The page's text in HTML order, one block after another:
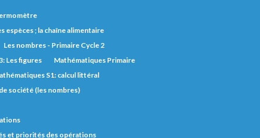
espèces ; la chaîne alimentaire
Les nombres - Primaire Cycle 2
Les figures
Mathématiques Primaire
S1: calcul littéral
société (les nombres)
et priorités des opérations